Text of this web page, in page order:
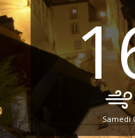
Samedi